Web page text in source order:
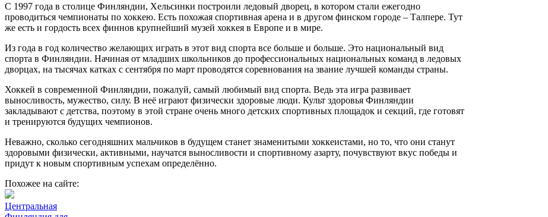
С 1997 года в столице Финляндии, Хельсинки построили ледовый дворец, в котором стали ежегодно
проводиться чемпионаты по хоккею. Есть похожая спортивная арена и в другом финском городе – Талпере. Тут
же есть и гордость всех финнов крупнейший музей хоккея в Европе и в мире.
Из года в год количество желающих играть в этот вид спорта все больше и больше. Это национальный вид
спорта в Финляндии. Начиная от младших школьников до профессиональных национальных команд в ледовых
дворцах, на тысячах катках с сентября по март проводятся соревнования на звание лучшей команды страны.
Хоккей в современной Финляндии, пожалуй, самый любимый вид спорта. Ведь эта игра развивает
выносливость, мужество, силу. В неё играют физически здоровые люди. Культ здоровья Финляндии
закладывают с детства, поэтому в этой стране очень много детских спортивных площадок и секций, где готовят
и тренируются будущих чемпионов.
Неважно, сколько сегодняшних мальчиков в будущем станет знаменитыми хоккеистами, но то, что они станут
здоровыми физически, активными, научатся выносливости и спортивному азарту, почувствуют вкус победы и
придут к новым спортивным успехам определённо.
Похожее на сайте:
Центральная